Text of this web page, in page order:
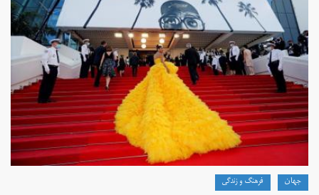
جهان فرهنگ و زندگی